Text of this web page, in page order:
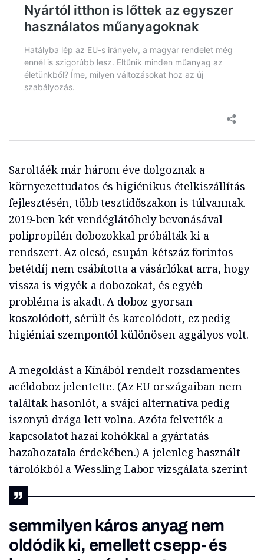
Saroltáék már három éve dolgoznak a
környezettudatos és higiénikus ételkiszállítás
fejlesztésén, több tesztidőszakon is túlvannak.
2019-ben két vendéglátóhely bevonásával
polipropilén dobozokkal próbálták ki a
rendszert. Az olcsó, csupán kétszáz forintos
betétdíj nem csábította a vásárlókat arra, hogy
vissza is vigyék a dobozokat, és egyéb
probléma is akadt. A doboz gyorsan
koszolódott, sérült és karcolódott, ez pedig
higiéniai szempontól különösen aggályos volt.
A megoldást a Kínából rendelt rozsdamentes
acéldoboz jelentette. (Az EU országaiban nem
találtak hasonlót, a svájci alternatíva pedig
iszonyú drága lett volna. Azóta felvették a
kapcsolatot hazai kohókkal a gyártatás
hazahozatala érdekében.) A jelenleg használt
tárolókból a Wessling Labor vizsgálata szerint
semmilyen káros anyag nem
oldódik ki, emellett csepp- és